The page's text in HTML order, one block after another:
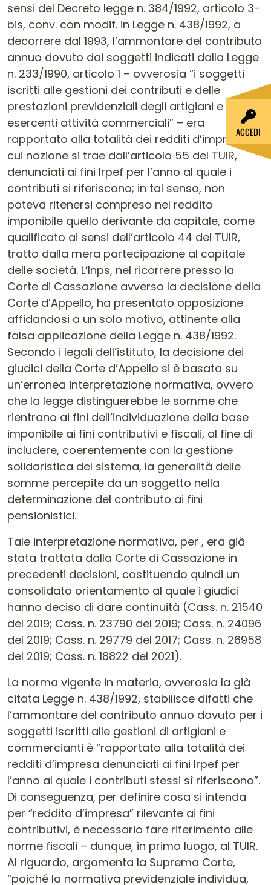
sensi del Decreto legge n. 384/1992, articolo 3-
bis, conv. con modif. in Legge n. 438/1992, a
decorrere dal 1993, l’ammontare del contributo
annuo dovuto dai soggetti indicati dalla Legge
n. 233/1990, articolo 1 – ovverosia “i soggetti
iscritti alle gestioni dei contributi e delle
prestazioni previdenziali degli artigiani e degli
esercenti attività commerciali” – era
rapportato alla totalità dei redditi d’impresa, la
cui nozione si trae dall’articolo 55 del TUIR,
denunciati ai fini Irpef per l’anno al quale i
contributi si riferiscono; in tal senso, non
poteva ritenersi compreso nel reddito
imponibile quello derivante da capitale, come
qualificato ai sensi dell’articolo 44 del TUIR,
tratto dalla mera partecipazione al capitale
delle società. L’Inps, nel ricorrere presso la
Corte di Cassazione avverso la decisione della
Corte d’Appello, ha presentato opposizione
affidandosi a un solo motivo, attinente alla
falsa applicazione della Legge n. 438/1992.
Secondo i legali dell’istituto, la decisione dei
giudici della Corte d’Appello si è basata su
un’erronea interpretazione normativa, ovvero
che la legge distinguerebbe le somme che
rientrano ai fini dell’individuazione della base
imponibile ai fini contributivi e fiscali, al fine di
includere, coerentemente con la gestione
solidaristica del sistema, la generalità delle
somme percepite da un soggetto nella
determinazione del contributo ai fini
pensionistici.
Tale interpretazione normativa, per , era già
stata trattata dalla Corte di Cassazione in
precedenti decisioni, costituendo quindi un
consolidato orientamento al quale i giudici
hanno deciso di dare continuità (Cass. n. 21540
del 2019; Cass. n. 23790 del 2019; Cass. n. 24096
del 2019; Cass. n. 29779 del 2017; Cass. n. 26958
del 2019; Cass. n. 18822 del 2021).
La norma vigente in materia, ovverosia la già
citata Legge n. 438/1992, stabilisce difatti che
l’ammontare del contributo annuo dovuto per i
soggetti iscritti alle gestioni di artigiani e
commercianti è “rapportato alla totalità dei
redditi d’impresa denunciati ai fini Irpef per
l’anno al quale i contributi stessi sì riferiscono”.
Di conseguenza, per definire cosa si intenda
per “reddito d’impresa” rilevante ai fini
contributivi, è necessario fare riferimento alle
norme fiscali – dunque, in primo luogo, al TUIR.
Al riguardo, argomenta la Suprema Corte,
“poiché la normativa previdenziale individua,
ACCEDI